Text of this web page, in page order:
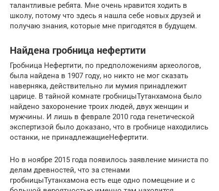
талантливые ребята. Мне очень нравится ходить в
школу, потому что здесь я нашла себе новых друзей и
получаю знания, которые мне пригодятся в будущем.
Найдена гробница нефертити
Гробница Нефертити, по предположениям археологов,
была найдена в 1907 году, но никто не мог сказать
наверняка, действительно ли мумия принадлежит
царице. В тайной комнате гробницыТутанхамона было
найдено захоронение троих людей, двух женщин и
мужчины. И лишь в феврале 2010 года генетической
экспертизой было доказано, что в гробнице находились
останки, не принадлежащиеНефертити.
Но в ноябре 2015 года появилось заявление министа по
делам древностей, что за стенами
гробницыТутанхамона есть еще одно помещение и с